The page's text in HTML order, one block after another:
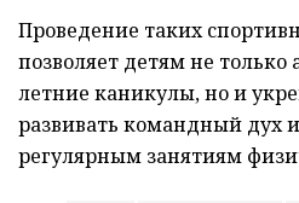
Проведение таких
позволяет детям не только
летние каникулы, но и
развивать командный дух
регулярным занятиям